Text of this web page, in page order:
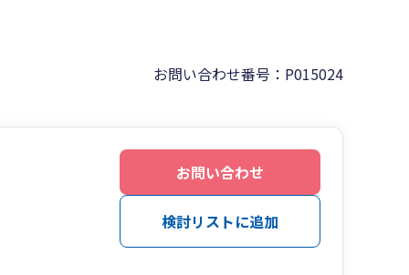
お問い合わせ番号：P015024
お問い合わせ
検討リストに追加